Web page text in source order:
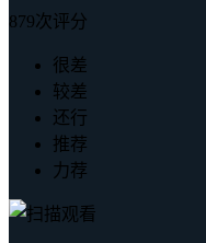
879次评分
很差
较差
还行
推荐
力荐